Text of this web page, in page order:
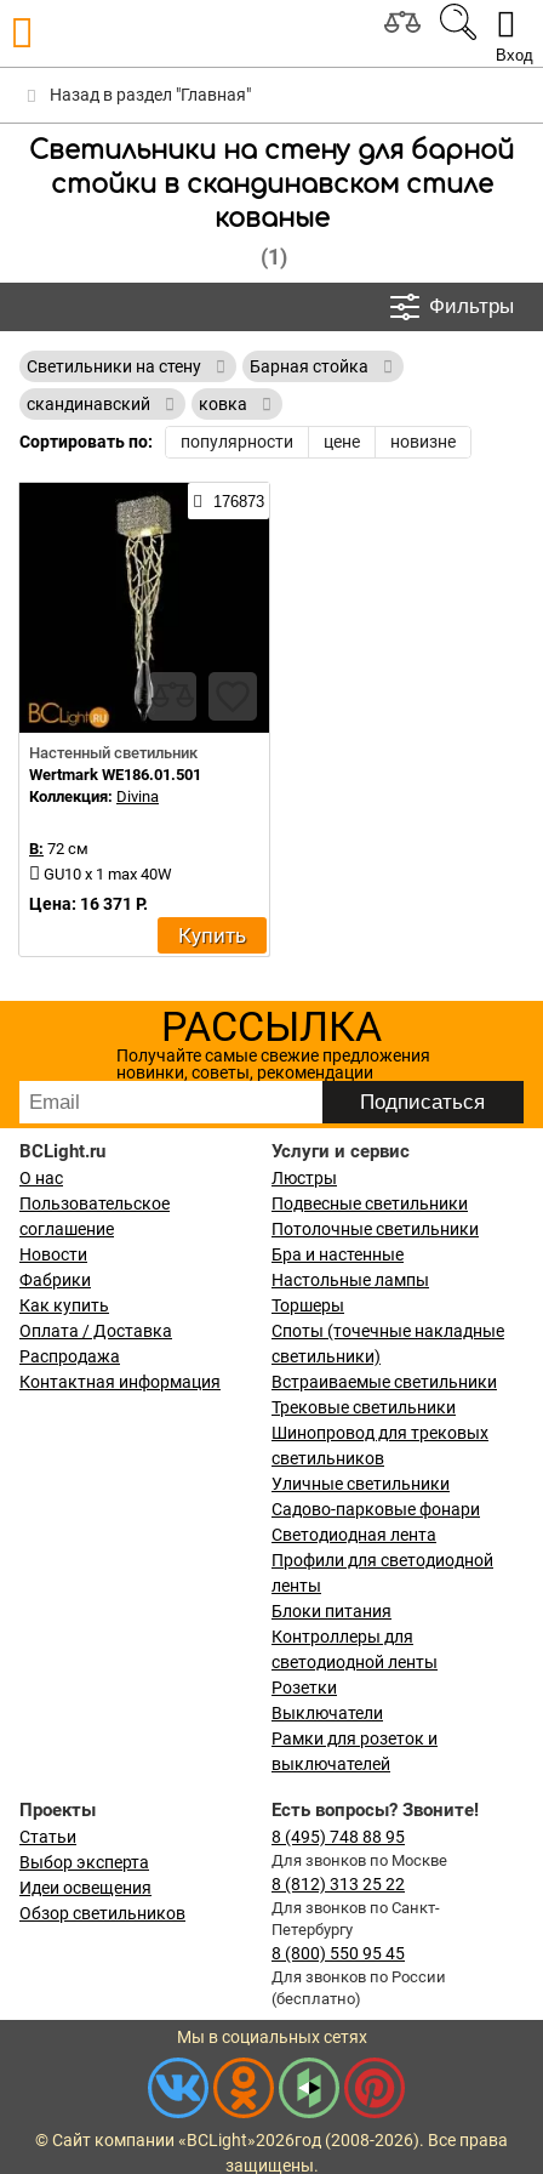
Вход
Назад в раздел "Главная"
Светильники на стену для барной
стойки в скандинавском стиле
кованые
(1)
Фильтры
Светильники на стену
Барная стойка
скандинавский
ковка
Сортировать по:
популярности цене новизне
176873
Настенный светильник
Wertmark WE186.01.501
Коллекция: Divina
В: 72 см
GU10 x 1 max 40W
Цена: 16 371 Р.
Купить
РАССЫЛКА
Получайте самые свежие предложения
новинки, советы, рекомендации
BCLight.ru
О нас
Пользовательское
соглашение
Новости
Фабрики
Как купить
Оплата / Доставка
Распродажа
Контактная информация
Услуги и сервис
Люстры
Подвесные светильники
Потолочные светильники
Бра и настенные
Настольные лампы
Торшеры
Споты (точечные накладные
светильники)
Встраиваемые светильники
Трековые светильники
Шинопровод для трековых
светильников
Уличные светильники
Садово-парковые фонари
Светодиодная лента
Профили для светодиодной
ленты
Блоки питания
Контроллеры для
светодиодной ленты
Розетки
Выключатели
Рамки для розеток и
выключателей
Проекты
Статьи
Выбор эксперта
Идеи освещения
Обзор светильников
Есть вопросы? Звоните!
8 (495) 748 88 95
Для звонков по Москве
8 (812) 313 25 22
Для звонков по Санкт-
Петербургу
8 (800) 550 95 45
Для звонков по России
(бесплатно)
Мы в социальных сетях
© Сайт компании «BCLight»2026год (2008-2026). Все права
защищены.